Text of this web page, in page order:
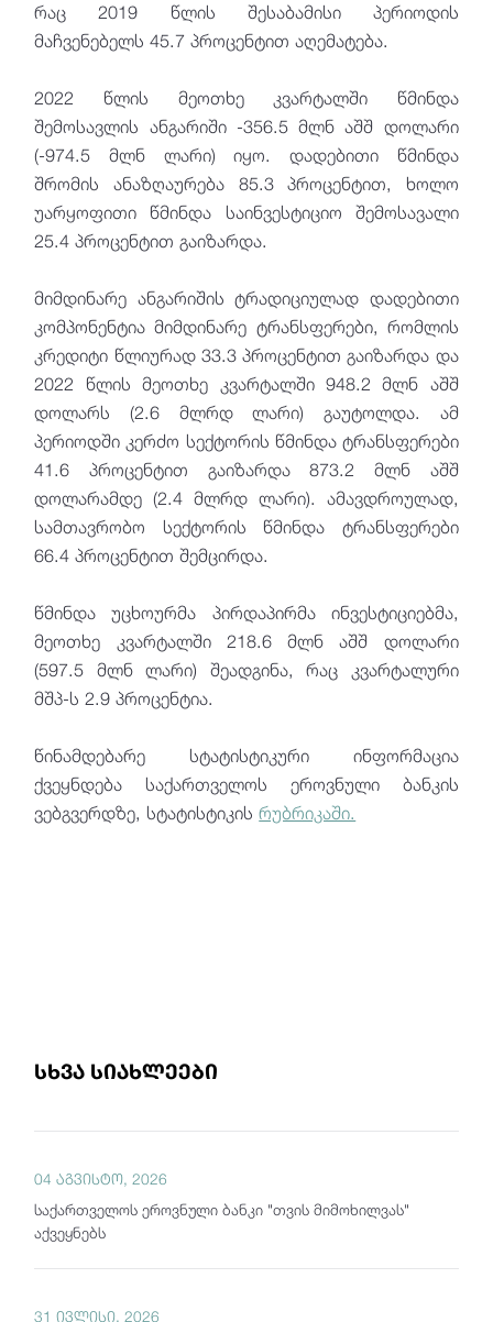
რაც 2019 წლის შესაბამისი პერიოდის
მაჩვენებელს 45.7 პროცენტით აღემატება.
2022 წლის მეოთხე კვარტალში წმინდა
შემოსავლის ანგარიში -356.5 მლნ აშშ დოლარი
(-974.5 მლნ ლარი) იყო. დადებითი წმინდა
შრომის ანაზღაურება 85.3 პროცენტით, ხოლო
უარყოფითი წმინდა საინვესტიციო შემოსავალი
25.4 პროცენტით გაიზარდა.
მიმდინარე ანგარიშის ტრადიციულად დადებითი
კომპონენტია მიმდინარე ტრანსფერები, რომლის
კრედიტი წლიურად 33.3 პროცენტით გაიზარდა და
2022 წლის მეოთხე კვარტალში 948.2 მლნ აშშ
დოლარს (2.6 მლრდ ლარი) გაუტოლდა. ამ
პერიოდში კერძო სექტორის წმინდა ტრანსფერები
41.6 პროცენტით გაიზარდა 873.2 მლნ აშშ
დოლარამდე (2.4 მლრდ ლარი). ამავდროულად,
სამთავრობო სექტორის წმინდა ტრანსფერები
66.4 პროცენტით შემცირდა.
წმინდა უცხოურმა პირდაპირმა ინვესტიციებმა,
მეოთხე კვარტალში 218.6 მლნ აშშ დოლარი
(597.5 მლნ ლარი) შეადგინა, რაც კვარტალური
მშპ-ს 2.9 პროცენტია.
წინამდებარე სტატისტიკური ინფორმაცია
ქვეყნდება საქართველოს ეროვნული ბანკის
ვებგვერდზე, სტატისტიკისრუბრიკაში.
სხვა სიახლეები
04 აგვისტო, 2026
საქართველოს ეროვნული ბანკი "თვის მიმოხილვას"
აქვეყნებს
31 ივლისი, 2026